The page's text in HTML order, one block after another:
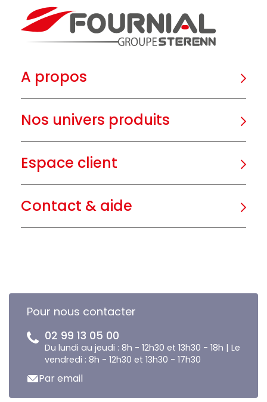
A propos
Nos univers produits
Espace client
Contact & aide
Pour nous contacter
02 99 13 05 00
Du lundi au jeudi : 8h - 12h30 et 13h30 - 18h | Le
vendredi : 8h - 12h30 et 13h30 - 17h30
Par email